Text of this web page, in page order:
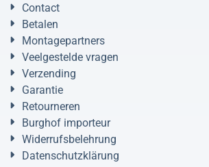
Contact
Betalen
Montagepartners
Veelgestelde vragen
Verzending
Garantie
Retourneren
Burghof importeur
Widerrufsbelehrung
Datenschutzklärung